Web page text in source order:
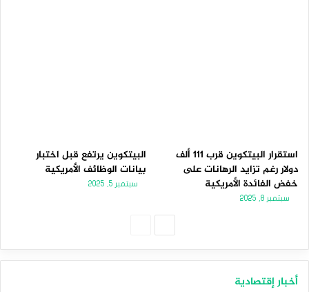
استقرار البيتكوين قرب 111 ألف
دولار رغم تزايد الرهانات على
خفض الفائدة الأمريكية
سبتمبر 8, 2025
البيتكوين يرتفع قبل اختبار
بيانات الوظائف الأمريكية
سبتمبر 5, 2025
أخبار إقتصادية